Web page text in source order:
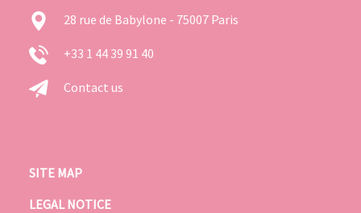
28 rue de Babylone - 75007 Paris
+33 1 44 39 91 40
Contact us
SITE MAP
LEGAL NOTICE